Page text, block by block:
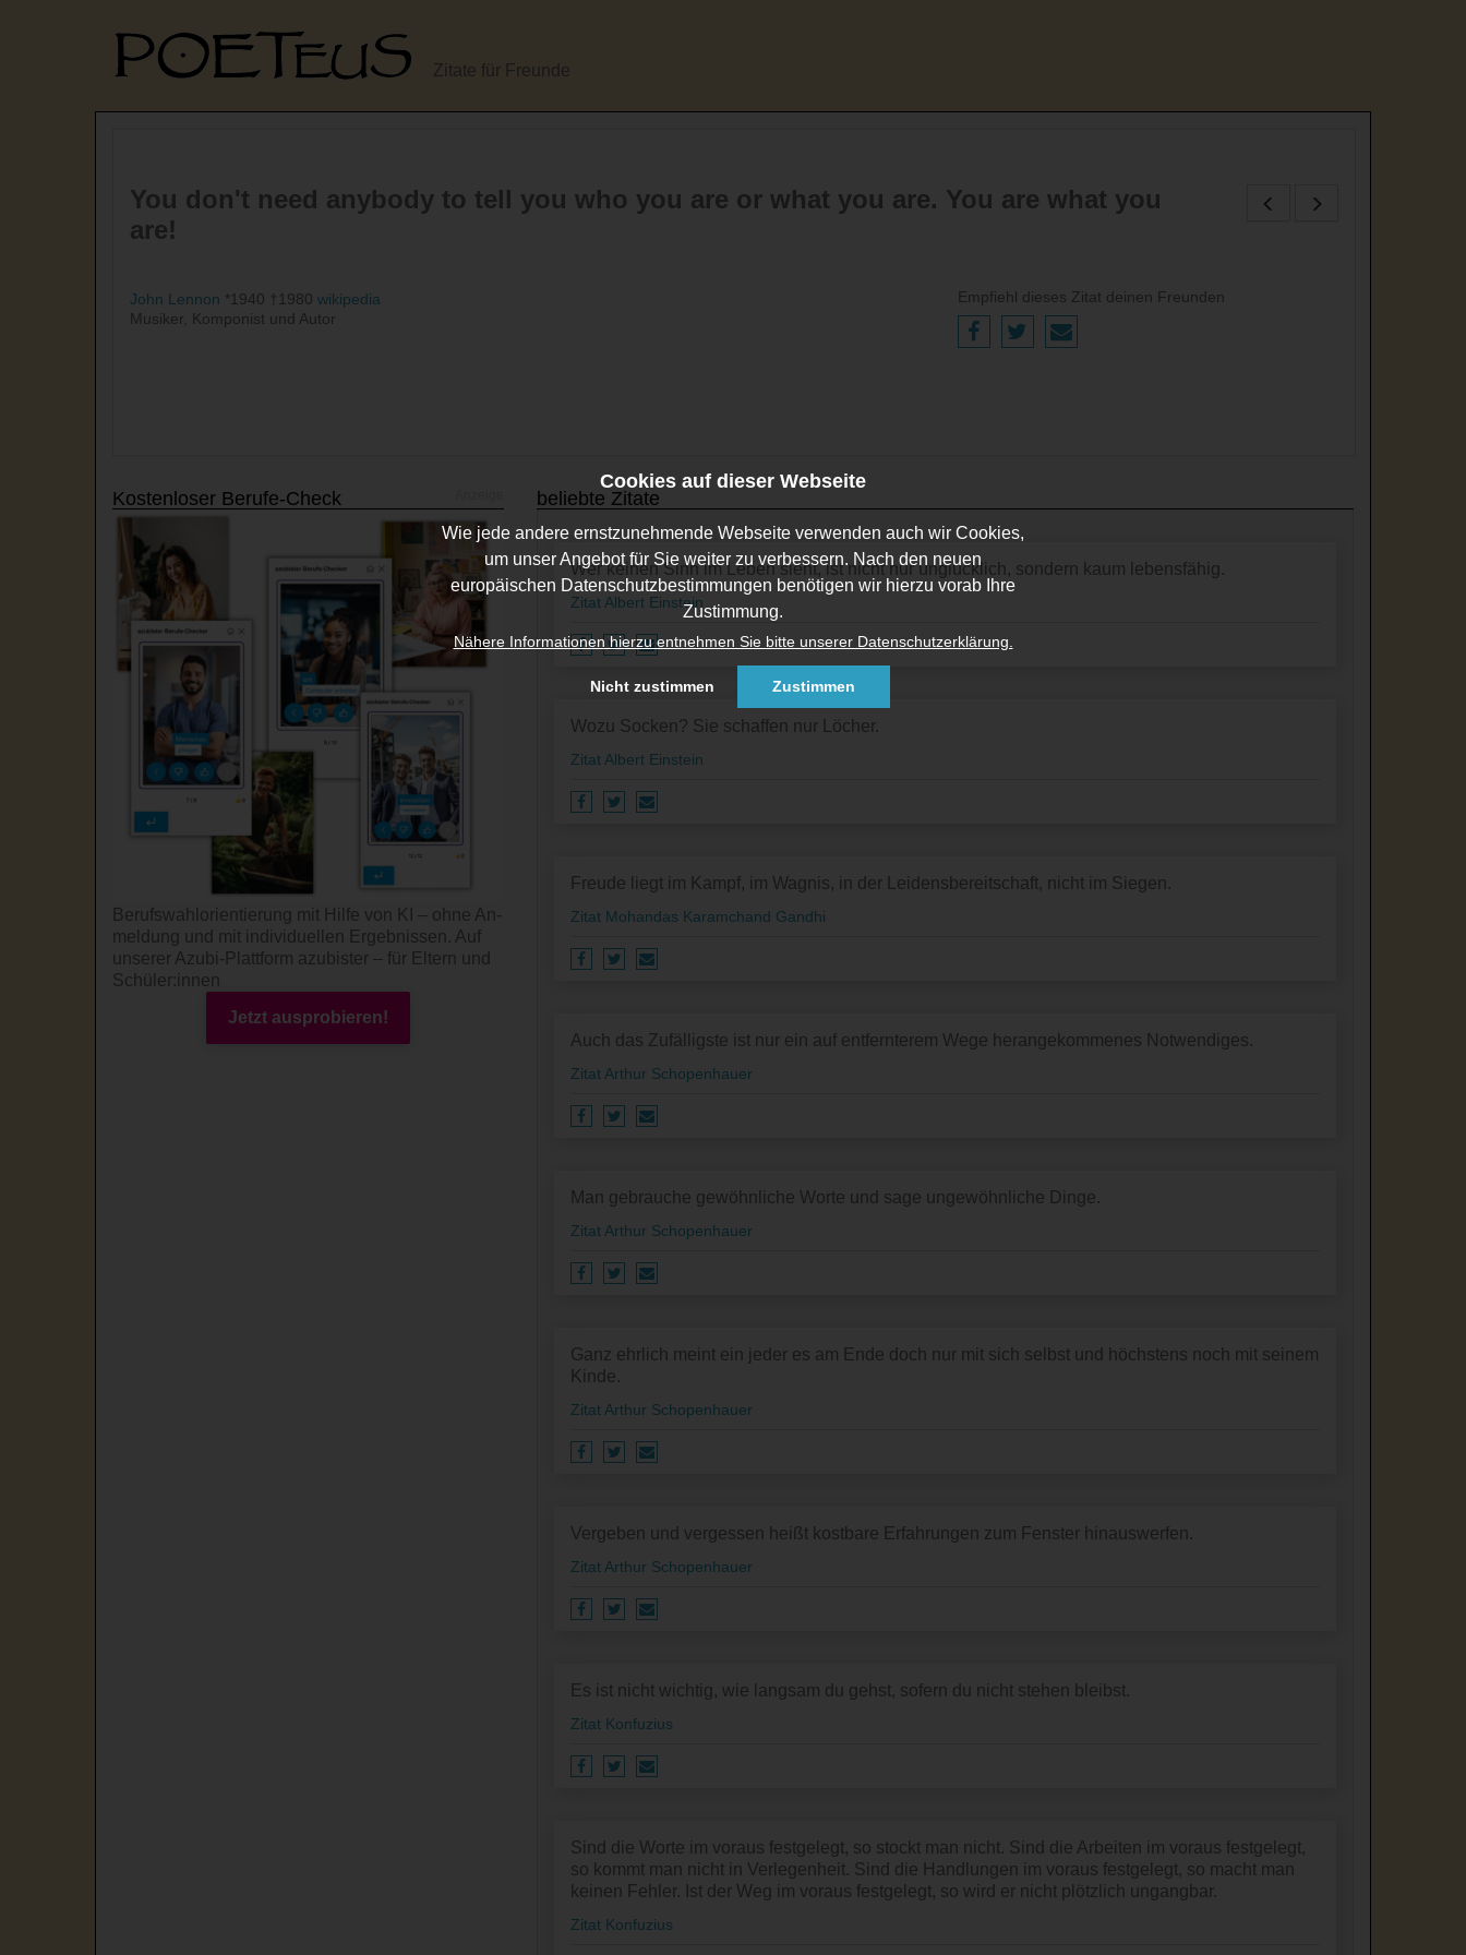
Cookies auf dieser Webseite
Wie jede andere ernstzunehmende Webseite verwenden auch wir Cookies,
um unser Angebot für Sie weiter zu verbessern. Nach den neuen
europäischen Datenschutzbestimmungen benötigen wir hierzu vorab Ihre
Zustimmung.
Nähere Informationen hierzu entnehmen Sie bitte unserer Datenschutzerklärung.
Nicht zustimmen Zustimmen
Zitate für Freunde
You don't need anybody to tell you who you are or what you are. You are what you
are!
John Lennon *1940 †1980 wikipedia
Musiker, Komponist und Autor
Empfiehl dieses Zitat deinen Freunden
beliebte Zitate
Wer keinen Sinn im Leben sieht, ist nicht nur unglücklich, sondern kaum lebensfähig.
Zitat Albert Einstein
Wozu Socken? Sie schaffen nur Löcher.
Zitat Albert Einstein
Freude liegt im Kampf, im Wagnis, in der Leidensbereitschaft, nicht im Siegen.
Zitat Mohandas Karamchand Gandhi
Auch das Zufälligste ist nur ein auf entfernterem Wege herangekommenes Notwendiges.
Zitat Arthur Schopenhauer
Man gebrauche gewöhnliche Worte und sage ungewöhnliche Dinge.
Zitat Arthur Schopenhauer
Ganz ehrlich meint ein jeder es am Ende doch nur mit sich selbst und höchstens noch mit seinem
Kinde.
Zitat Arthur Schopenhauer
Vergeben und vergessen heißt kostbare Erfahrungen zum Fenster hinauswerfen.
Zitat Arthur Schopenhauer
Es ist nicht wichtig, wie langsam du gehst, sofern du nicht stehen bleibst.
Zitat Konfuzius
Sind die Worte im voraus festgelegt, so stockt man nicht. Sind die Arbeiten im voraus festgelegt,
so kommt man nicht in Verlegenheit. Sind die Handlungen im voraus festgelegt, so macht man
keinen Fehler. Ist der Weg im voraus festgelegt, so wird er nicht plötzlich ungangbar.
Zitat Konfuzius
Kostenloser Berufe-Check
Berufswahl­orientierung mit Hilfe von KI – ohne An­
mel­dung und mit indi­viduel­len Ergeb­nissen. Auf
unserer Azubi-Platt­form azubister – für Eltern und
Schüler:innen
Jetzt ausprobieren!